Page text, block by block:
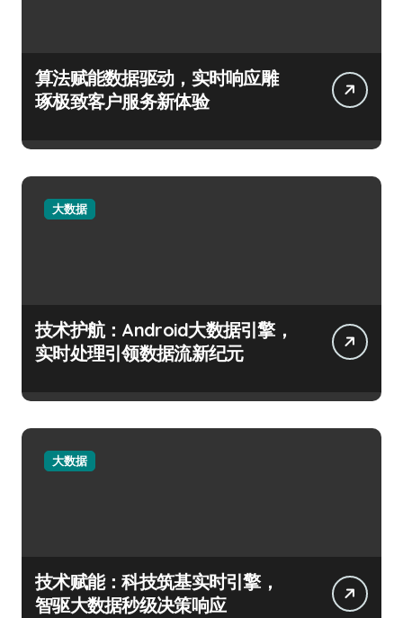
算法赋能数据驱动，实时响应雕
琢极致客户服务新体验
大数据
技术护航：Android大数据引擎，
实时处理引领数据流新纪元
大数据
技术赋能：科技筑基实时引擎，
智驱大数据秒级决策响应